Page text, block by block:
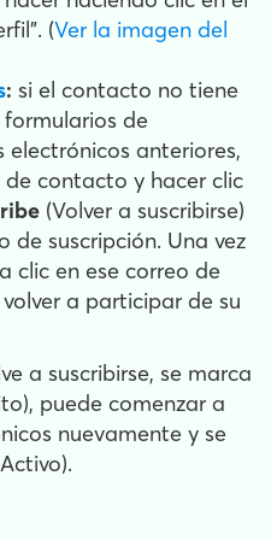
(Ver la imagen del
: si el contacto no tiene
de
electrónicos anteriores,
contacto y hacer clic
(Volver a suscribirse)
de suscripción. Una vez
clic en ese correo de
a participar de su
a suscribirse, se marca
puede comenzar a
nuevamente y se